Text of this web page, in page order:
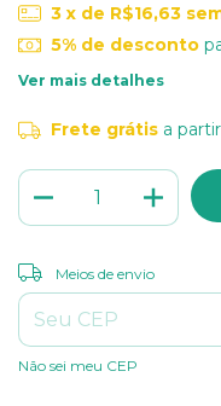
3 x de R$16,63
5% de desconto
Ver mais detalhes
Frete grátis a
Entregas para o CEP:
Meios de envio
Não sei meu CEP